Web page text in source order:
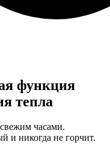
функция
тепла
часами.
и никогда не горчит.